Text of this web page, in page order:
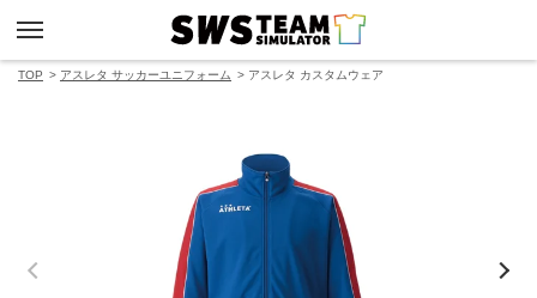
TOP アスレタ サッカーユニフォーム アスレタ カスタムウェア